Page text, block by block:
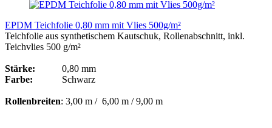
EPDM Teichfolie 0,80 mm mit Vlies 500g/m²
Teichfolie aus synthetischem Kautschuk, Rollenabschnitt, inkl.
Teichvlies 500 g/m²
Stärke: 0,80 mm
Farbe:
Schwarz
Rollenbreiten: 3,00 m / 6,00 m / 9,00 m